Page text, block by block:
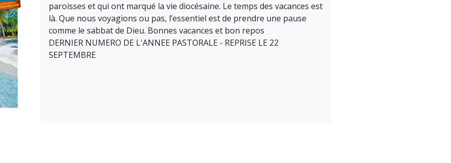
paroisses et qui ont marqué la vie diocésaine. Le temps des vacances est
là. Que nous voyagions ou pas, l’essentiel est de prendre une pause
comme le sabbat de Dieu. Bonnes vacances et bon repos
DERNIER NUMERO DE L'ANNEE PASTORALE - REPRISE LE 22
SEPTEMBRE